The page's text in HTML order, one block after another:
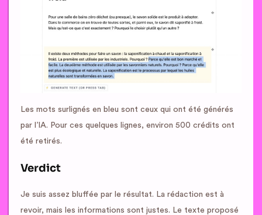
Les mots surlignés en bleu sont ceux qui ont été générés
par l’IA. Pour ces quelques lignes, environ 500 crédits ont
été retirés.
Verdict
Je suis assez bluffée par le résultat. La rédaction est à
revoir, mais les informations sont justes. Le texte proposé